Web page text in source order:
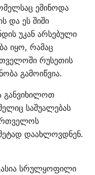
ეშინოდა
და ეს შიში
უკან არსებული
იყო, რამაც
რუსეთის
გამოიწვია.
განვიხილოთ
საშუალებას
დაახლოვდნენ.
სრულყოფილი